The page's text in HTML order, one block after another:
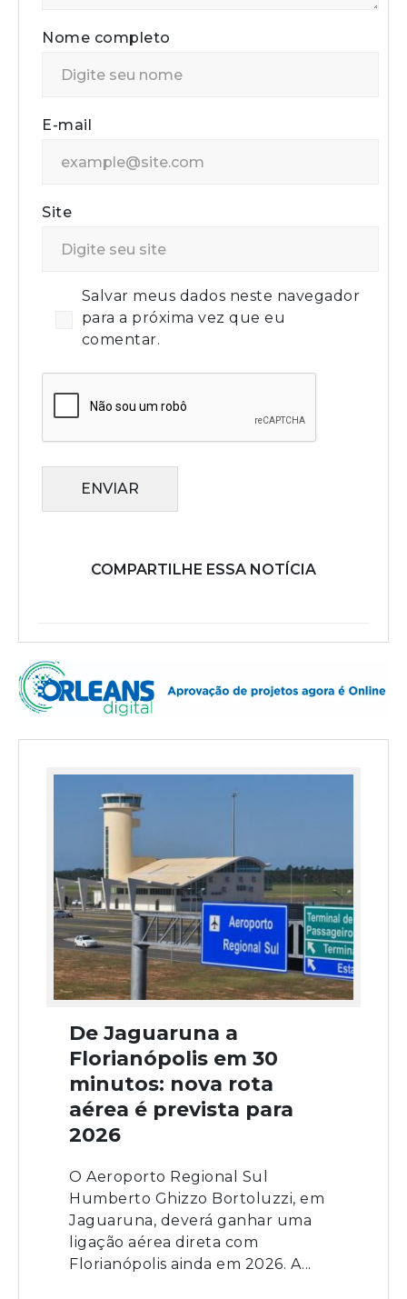
Nome completo
E-mail
Site
Salvar meus dados neste navegador
para a próxima vez que eu
comentar.
ENVIAR
COMPARTILHE ESSA NOTÍCIA
De Jaguaruna a
Florianópolis em 30
minutos: nova rota
aérea é prevista para
2026
O Aeroporto Regional Sul
Humberto Ghizzo Bortoluzzi, em
Jaguaruna, deverá ganhar uma
ligação aérea direta com
Florianópolis ainda em 2026. A...